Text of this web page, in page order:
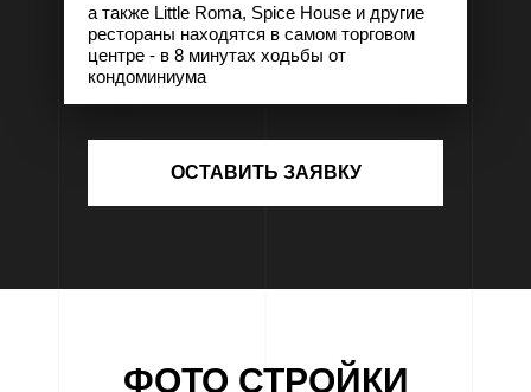
а также Little Roma, Spice House и другие
рестораны находятся в самом торговом
центре - в 8 минутах ходьбы от
кондоминиума
ОСТАВИТЬ ЗАЯВКУ
ФОТО СТРОЙКИ